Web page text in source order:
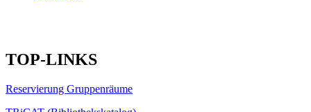
TOP-LINKS
Reservierung Gruppenräume